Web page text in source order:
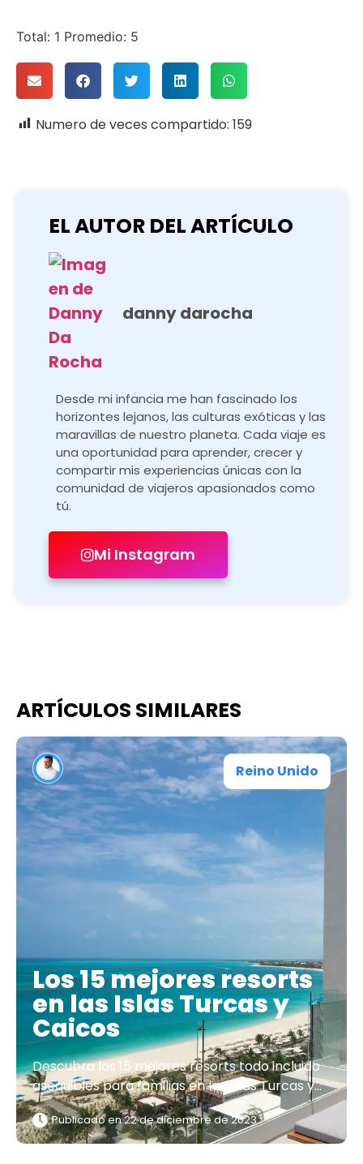
Total: 1 Promedio: 5
Numero de veces compartido: 159
EL AUTOR DEL ARTÍCULO
danny darocha
Desde mi infancia me han fascinado los
horizontes lejanos, las culturas exóticas y las
maravillas de nuestro planeta. Cada viaje es
una oportunidad para aprender, crecer y
compartir mis experiencias únicas con la
comunidad de viajeros apasionados como
tú.
Mi Instagram
ARTÍCULOS SIMILARES
Reino Unido
Los 15 mejores resorts
en las Islas Turcas y
Caicos
Descubra los 15 mejores resorts todo incluido
asequibles para familias en las Islas Turcas y...
Publicado en22 de diciembre de 2023